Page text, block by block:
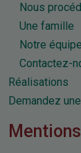
Nous
Une famille
Notre équipe
Contactez-
Réalisations
Demandez